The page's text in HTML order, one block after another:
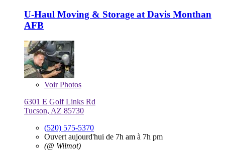
U-Haul Moving & Storage at Davis Monthan
AFB
VoirPhotos
6301 E Golf Links Rd
Tucson, AZ 85730
(520) 575-5370
Ouvert aujourd'hui de 7h am à 7h pm
(@ Wilmot)